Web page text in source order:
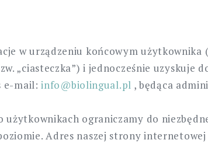
w urządzeniu końcowym
„ciasteczka”) i jednocześnie uzyskuje
e-mail:info@biolingual.pl , będąca
ograniczamy do
Adres naszej strony